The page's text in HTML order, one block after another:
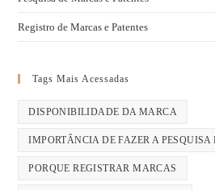
Registro de Marcas e Patentes
Tags Mais Acessadas
DISPONIBILIDADE DA MARCA
IMPORTÂNCIA DE FAZER A PESQUISA
PORQUE REGISTRAR MARCAS